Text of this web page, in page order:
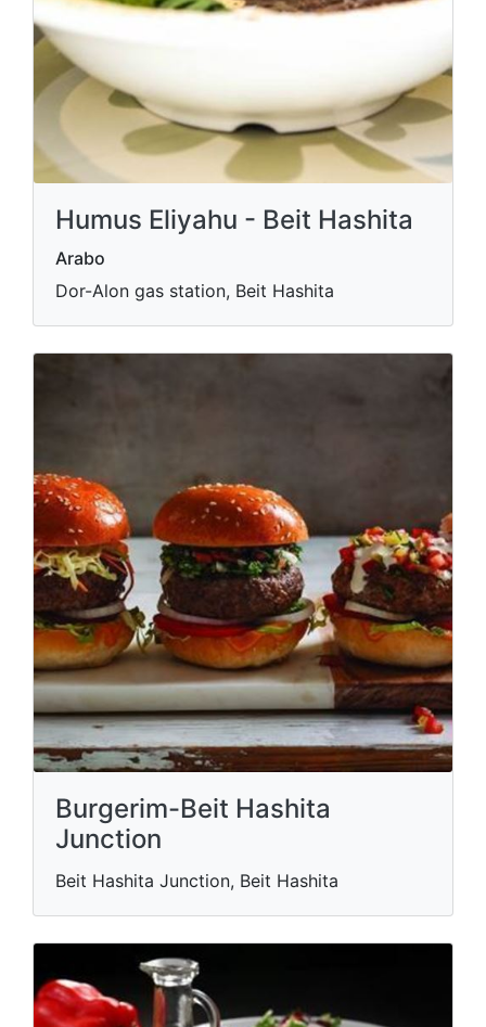
Humus Eliyahu - Beit Hashita
Arabo
Dor-Alon gas station, Beit Hashita
Burgerim-Beit Hashita
Junction
Beit Hashita Junction, Beit Hashita